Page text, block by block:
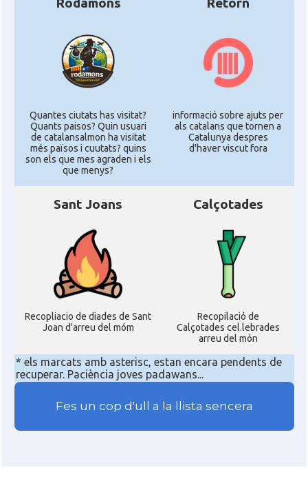
Quantes ciutats has visitat?
Quants paisos? Quin usuari
de catalansalmon ha visitat
més països i cuutats? quins
son els que mes agraden i els
que menys?
informació sobre ajuts per
als catalans que tornen a
Catalunya despres
d'haver viscut fora
Sant Joans
Recopliacio de diades de Sant
Joan d'arreu del móm
Calçotades
Recopilació de
Calçotades cel.lebrades
arreu del món
* els marcats amb asterisc, estan encara pendents de
recuperar. Paciència joves padawans...
Fes un cop d'ull a la llista sencera